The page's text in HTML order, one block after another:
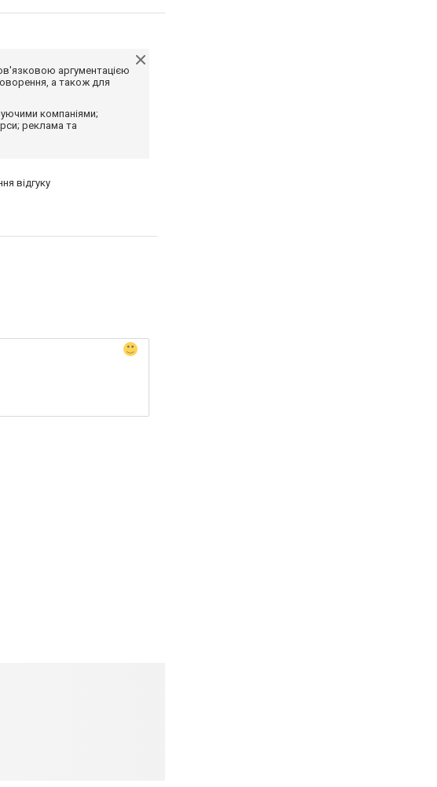
аргументацією
а також для
компаніями;
реклама та
відгуку